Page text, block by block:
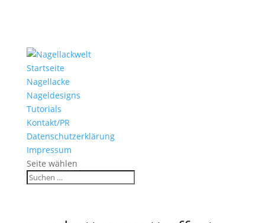
Startseite
Nagellacke
Nageldesigns
Tutorials
Kontakt/PR
Datenschutzerklärung
Impressum
Seite wählen